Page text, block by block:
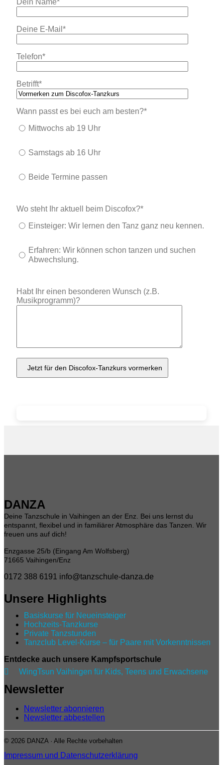
Dein Name*
Deine E-Mail*
Telefon*
Betrifft*
Wann passt es bei euch am besten?*
Mittwochs ab 19 Uhr
Samstags ab 16 Uhr
Beide Termine passen
Wo steht Ihr aktuell beim Discofox?*
Einsteiger: Wir lernen den Tanz ganz neu kennen.
Erfahren: Wir können schon tanzen und suchen
Abwechslung.
Habt Ihr einen besonderen Wunsch (z.B.
Musikprogramm)?
DANZA
Deine Tanzschule in Vaihingen an der Enz. Bei uns lernst du
entspannt, flexibel und in familiärer Atmosphäre das Tanzen. Wir
freuen uns auf dich!
Enzgasse 25/b (Eingang Am Wolfsberg)
71665 Vaihingen/Enz
0172 388 6191 info@tanzschule-danza.de
Unsere Highlights
Basiskurse für Neueinsteiger
Hochzeits-Tanzkurse
Private Tanzstunden
Tanzclub Level‑Kurse – für Paare mit Vorkenntnissen
Entdecke auch unsere Kampfsportschule

WingTsun Vaihingen für Kids, Teens und Erwachsene
Newsletter
Newsletter abonnieren
Newsletter abbestellen
© 2026 DANZA · Alle Rechte vorbehalten
Impressum und Datenschutzerklärung